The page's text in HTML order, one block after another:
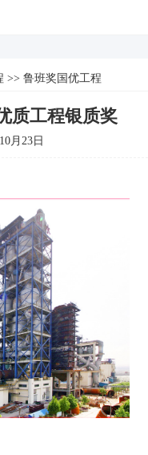
>> 鲁班奖国优工程
质工程银质奖
月23日